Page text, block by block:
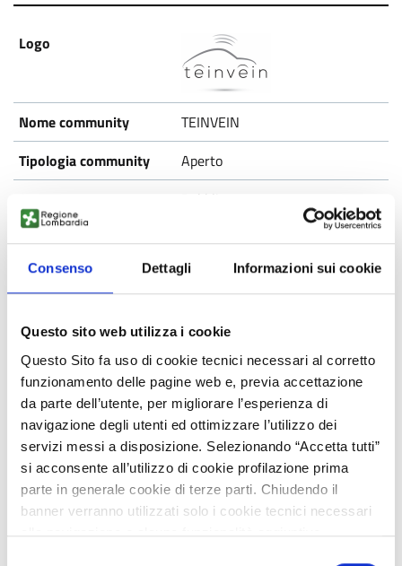
Consenso Dettagli Informazioni sui cookie
Questo sito web utilizza i cookie
Questo Sito fa uso di cookie tecnici necessari al corretto
funzionamento delle pagine web e, previa accettazione
da parte dell’utente, per migliorare l’esperienza di
navigazione degli utenti ed ottimizzare l’utilizzo dei
servizi messi a disposizione. Selezionando “Accetta tutti”
si acconsente all’utilizzo di cookie profilazione prima
parte in generale cookie di terze parti. Chiudendo il
banner verranno utilizzati solo i cookie tecnici necessari
alla navigazione e alcune funzionalità aggiuntive
TEINVEIN
Aperto
Pubblicato
Urban Smart Mobility & Vending
Aperto
Pubblicato